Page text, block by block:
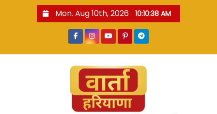
Mon. Aug 10th, 2026 10:10:39 AM